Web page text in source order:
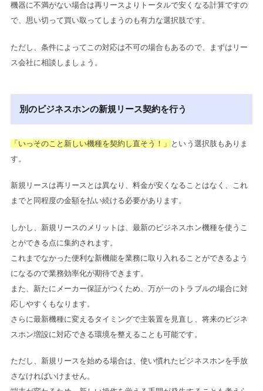
機器に不満がない場合は再リースよりトータルで安くなる計算ですの
で、思い切って買い取ってしまうのも有力な選択肢です。
ただし、条件によってこの対応は不可の場合もあるので、まずはリー
ス会社に相談しましょう。
別のビジネスホンの新規リース契約を行う
「いっそのこと新しい機種を契約し直そう！」 という選択肢もありま
す。
新規リースは再リースとは異なり、料金が安くなることはなく、これ
までと同程度の金額を払い続ける必要があります。
しかし、新規リースのメリットは、最新のビジネスホン機種を使うこ
とができる点に集約されます。
これまでなかった便利な新機能を業務に取り入れることができるよう
になるので業務効率化が期待できます。
また、新たにメーカー保証がつくため、万が一のトラブルの場合に対
応しやすくもなります。
さらに最新機種に変えるタイミングで主装置を見直し、将来のビジネ
スホン増設に対応できる環境を整えることも可能です。
ただし、新規リースを始める場合は、使い慣れたビジネスホンを手放
さなければいけません。